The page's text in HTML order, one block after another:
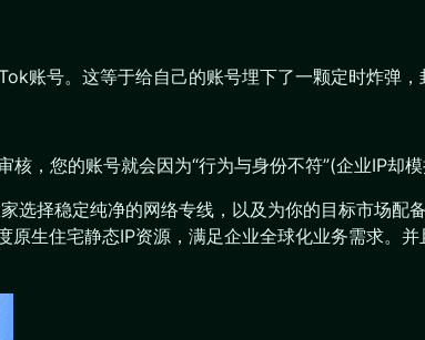
账号。这等于给自己的账号埋下了一颗定时炸弹，
，您的账号就会因为“行为与身份不符”(企业IP却模
择稳定纯净的网络专线，以及为你的目标市场配
生住宅静态IP资源，满足企业全球化业务需求。